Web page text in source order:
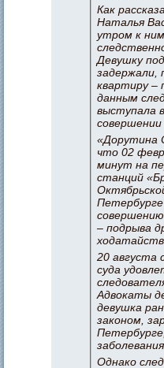
Как
Наталья
утром к ним
Девушку
задержали,
квартиру –
данным
выступала
«Дорутина
что 02
минут на
станций
– подрыва
20 августа
суда
Адвокаты
девушка
законом,
Однако